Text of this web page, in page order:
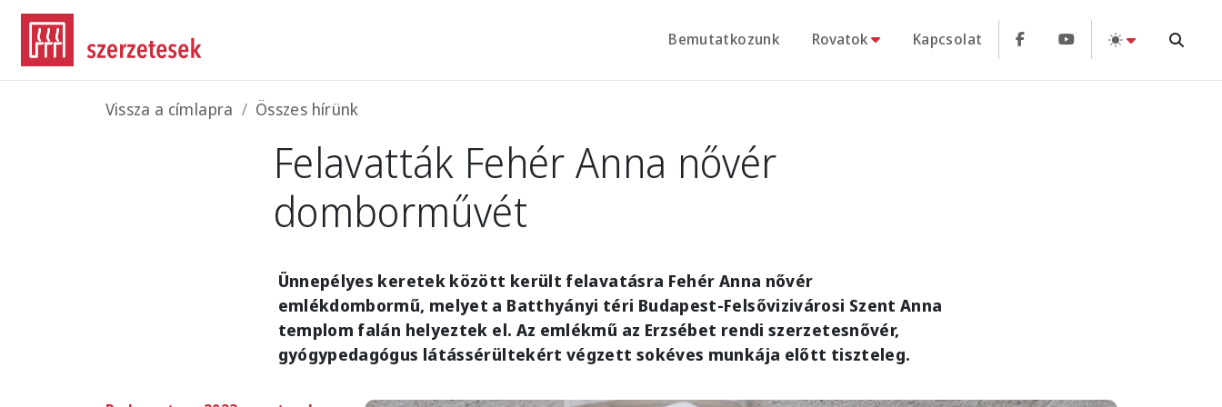
Ugrás a tartalomra
Bemutatkozunk Rovatok Kapcsolat
Morzsa
Vissza a címlapra Összes hírünk
Felavatták Fehér Anna nővér
domborművét
Ünnepélyes keretek között került felavatásra Fehér Anna nővér
emlékdombormű, melyet a Batthyányi téri Budapest-Felsővizivárosi Szent Anna
templom falán helyeztek el. Az emlékmű az Erzsébet rendi szerzetesnővér,
gyógypedagógus látássérültekért végzett sokéves munkája előtt tiszteleg.